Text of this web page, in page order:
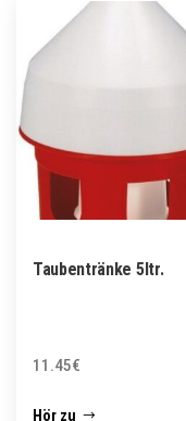
Taubentränke 5ltr.
11.45€
Hör zu